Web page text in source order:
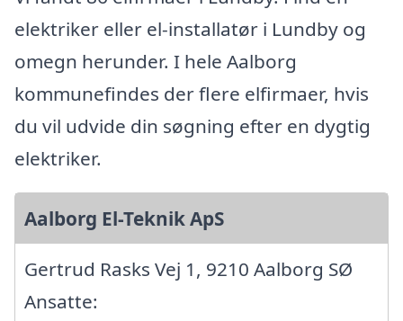
elektriker eller el-installatør i Lundby og
omegn herunder. I hele Aalborg
kommunefindes der flere elfirmaer, hvis
du vil udvide din søgning efter en dygtig
elektriker.
Aalborg El-Teknik ApS
Gertrud Rasks Vej 1, 9210 Aalborg SØ
Ansatte: